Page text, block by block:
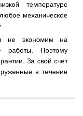
температуре
механическое
не экономим на
работы. Поэтому
За свой счет
в течение